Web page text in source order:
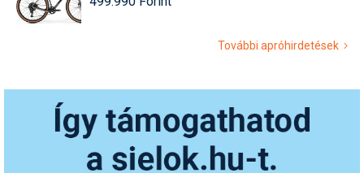
További apróhirdetések